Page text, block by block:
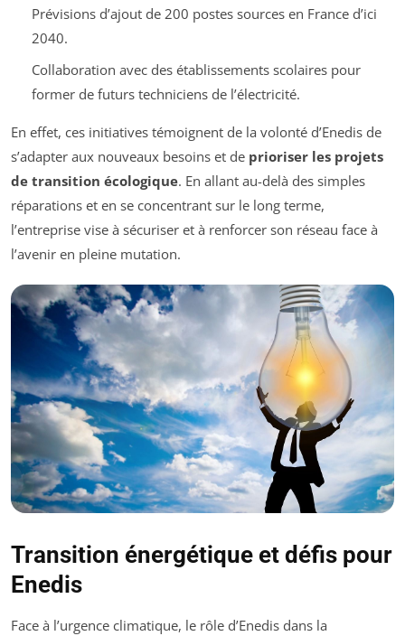
Prévisions d’ajout de 200 postes sources en France d’ici
2040.
Collaboration avec des établissements scolaires pour
former de futurs techniciens de l’électricité.
En effet, ces initiatives témoignent de la volonté d’Enedis de
s’adapter aux nouveaux besoins et de prioriser les projets
de transition écologique. En allant au-delà des simples
réparations et en se concentrant sur le long terme,
l’entreprise vise à sécuriser et à renforcer son réseau face à
l’avenir en pleine mutation.
Transition énergétique et défis pour
Enedis
Face à l’urgence climatique, le rôle d’Enedis dans la